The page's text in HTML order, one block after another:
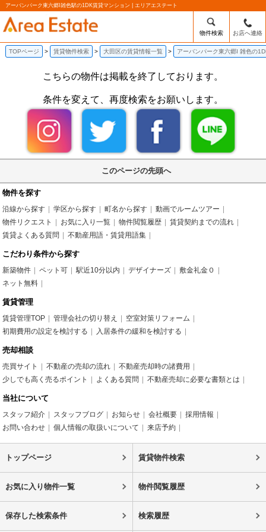
アーバンパーク東六郷I雑色駅の1DK賃貸マンション | エリアエステート
物件検索 お店へ連絡
TOPページ 賃貸物件検索 大田区の賃貸情報一覧 アーバンパーク東六郷I 雑色の
こちらの物件は掲載を終了しております。
条件を変えて、再度検索をお願いします。
このページの先頭へ
物件を探す
沿線から探す 学区から探す 町名から探す
動画でルームツアー
物件リクエスト
お気に入り一覧 物件閲覧履歴
賃貸契約までの流れ
賃貸よくある質問
不動産用語・賃貸用語集
こだわり条件から探す
新築物件 ペット可 駅近10分以内 デザイナーズ
敷金礼金０
ネット無料
賃貸管理
賃貸管理TOP 管理会社の切り替え
空室対策リフォーム
初期費用の設定を検討する
入居条件の緩和を検討する
売却相談
売買サイト 不動産の売却の流れ
不動産売却時の諸費用
少しでも高く売るポイント
よくある質問 不動産売却に必要な書類とは
当社について
スタッフ紹介 スタッフブログ お知らせ 会社概要
採用情報
お問い合わせ
個人情報の取扱いについて 来店予約
トップページ 賃貸物件検索
お気に入り物件一覧 物件閲覧履歴
保存した検索条件 検索履歴